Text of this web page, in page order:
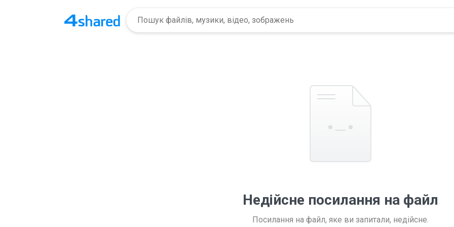
Недійсне посилання на файл
Посилання на файл, яке ви запитали, недійсне.